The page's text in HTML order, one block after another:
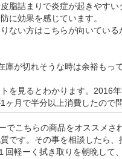
脂詰まりで炎症が起きやすい
に効果を感じています。
ない方はこちらが向いてい
庫が切れそうな時は余裕もっ
を見るとわかります。2016
月で半分以上消費したので
でこちらの商品をオススメさ
です。その事を相談したら
回軽ーく拭き取りを朝晩して